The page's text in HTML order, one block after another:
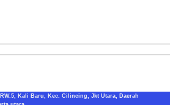
Kali Baru, Kec. Cilincing, Jkt Utara, Daerah